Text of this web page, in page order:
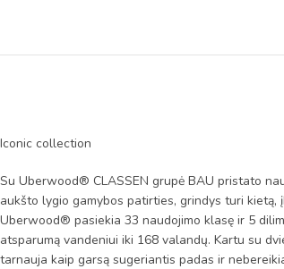
Iconic collection
Su Uberwood® CLASSEN grupė BAU pristato
aukšto lygio gamybos patirties, grindys turi kietą,
Uberwood® pasiekia 33 naudojimo klasę ir 5
atsparumą vandeniui iki 168 valandų. Kartu su
tarnauja kaip garsą sugeriantis padas ir